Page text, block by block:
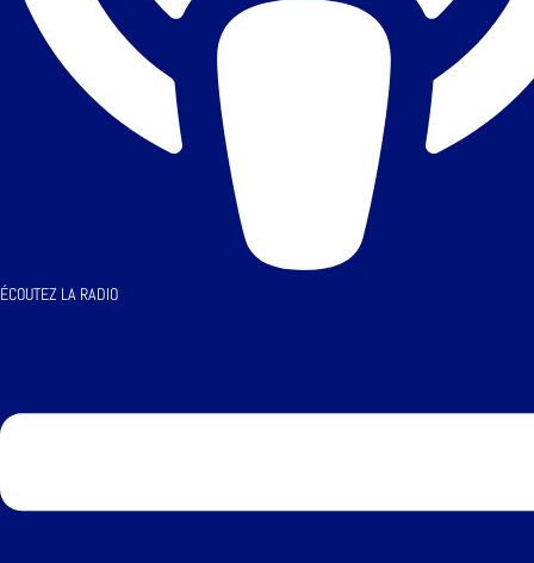
ÉCOUTEZ LA RADIO